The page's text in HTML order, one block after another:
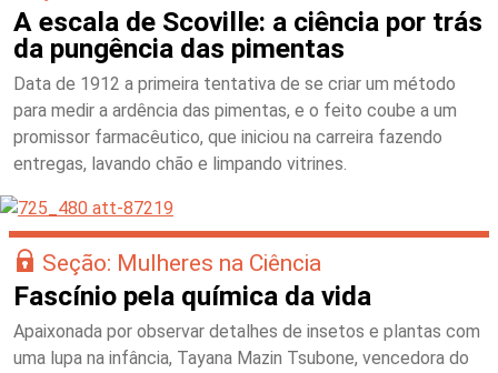
A escala de Scoville: a ciência por trás
da pungência das pimentas
Data de 1912 a primeira tentativa de se criar um método
para medir a ardência das pimentas, e o feito coube a um
promissor farmacêutico, que iniciou na carreira fazendo
entregas, lavando chão e limpando vitrines.
Seção: Mulheres na Ciência
Fascínio pela química da vida
Apaixonada por observar detalhes de insetos e plantas com
uma lupa na infância, Tayana Mazin Tsubone, vencedora do